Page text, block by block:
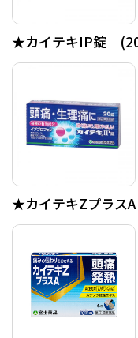
★カイテキIP錠 (20
★カイテキZプラス